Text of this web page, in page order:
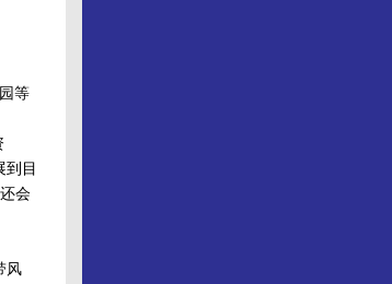
等
到目
会
风